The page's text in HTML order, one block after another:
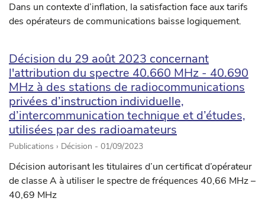
Dans un contexte d’inflation, la satisfaction face aux tarifs
des opérateurs de communications baisse logiquement.
Décision du 29 août 2023 concernant
l'attribution du spectre 40.660 MHz - 40.690
MHz à des stations de radiocommunications
privées d’instruction individuelle,
d’intercommunication technique et d’études,
utilisées par des radioamateurs
Publications › Décision - 01/09/2023
Décision autorisant les titulaires d’un certificat d’opérateur
de classe A à utiliser le spectre de fréquences 40,66 MHz –
40,69 MHz